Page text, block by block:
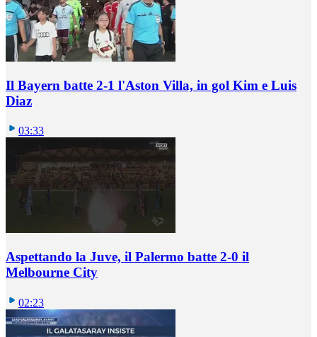
Il Bayern batte 2-1 l'Aston Villa, in gol Kim e Luis
Diaz
03:33
Aspettando la Juve, il Palermo batte 2-0 il
Melbourne City
02:23